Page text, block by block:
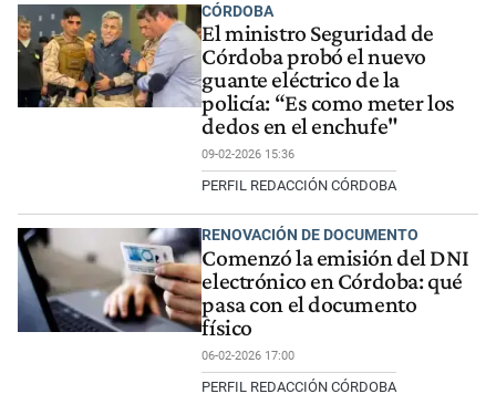
CÓRDOBA
El ministro Seguridad de
Córdoba probó el nuevo
guante eléctrico de la
policía: “Es como meter los
dedos en el enchufe"
09-02-2026 15:36
PERFIL REDACCIÓN CÓRDOBA
RENOVACIÓN DE DOCUMENTO
Comenzó la emisión del DNI
electrónico en Córdoba: qué
pasa con el documento
físico
06-02-2026 17:00
PERFIL REDACCIÓN CÓRDOBA